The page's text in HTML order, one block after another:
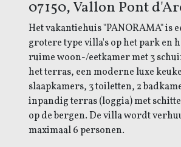
07150, Vallon Pont
Het vakantiehuis "PANORAMA" is
grotere type villa's op het park en
ruime woon-/eetkamer met 3
het terras, een moderne luxe
slaapkamers, 3 toiletten, 2
inpandig terras (loggia) met
op de bergen. De villa wordt
maximaal 6 personen.